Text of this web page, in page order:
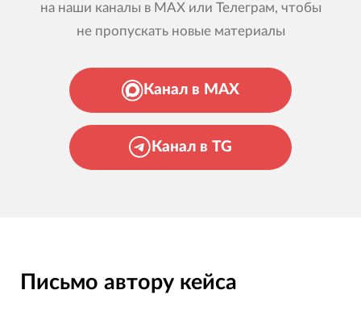
на наши каналы в MAX или Телеграм, чтобы
не пропускать новые материалы
Канал в MAX
Канал в TG
Письмо автору кейса